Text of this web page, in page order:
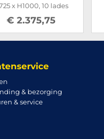
x H1000, 10 lades
€ 2.375,75
& bezorging
& service